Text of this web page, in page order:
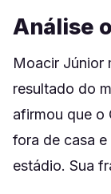
Análise
Moacir Júnior
resultado do
afirmou que o
fora de casa
estádio. Sua